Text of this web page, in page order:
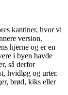
Projekter &
kantiner, hvor vi
version.
hjerne og er en
i byen havde
så derfor
hvidløg og urter.
brød, kiks eller